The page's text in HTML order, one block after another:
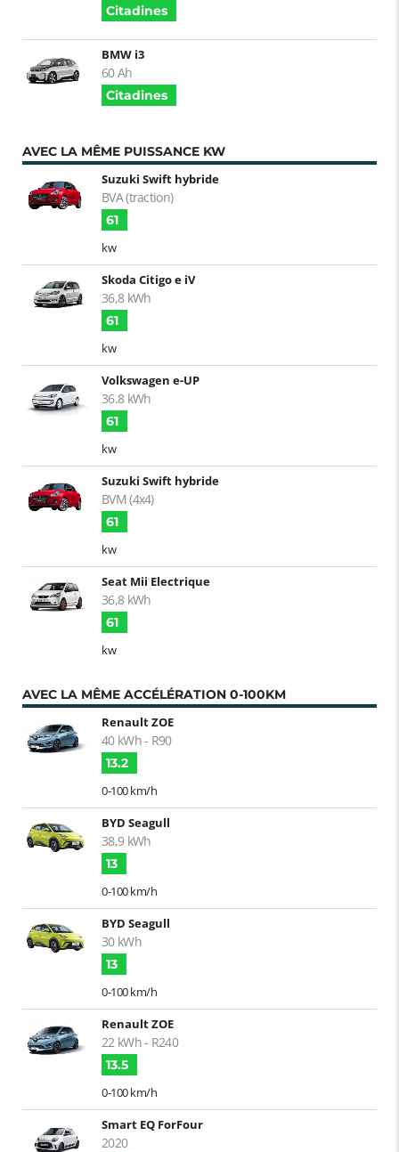
Citadines
BMW i3
60 Ah
Citadines
AVEC LA MÊME PUISSANCE KW
Suzuki Swift hybride
BVA (traction)
61
kw
Skoda Citigo e iV
36,8 kWh
61
kw
Volkswagen e-UP
36.8 kWh
61
kw
Suzuki Swift hybride
BVM (4x4)
61
kw
Seat Mii Electrique
36,8 kWh
61
kw
AVEC LA MÊME ACCÉLÉRATION 0-100KM
Renault ZOE
40 kWh - R90
13.2
0-100 km/h
BYD Seagull
38,9 kWh
13
0-100 km/h
BYD Seagull
30 kWh
13
0-100 km/h
Renault ZOE
22 kWh - R240
13.5
0-100 km/h
Smart EQ ForFour
2020